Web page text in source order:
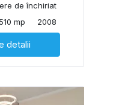
de închiriat
510 mp 2008
detalii